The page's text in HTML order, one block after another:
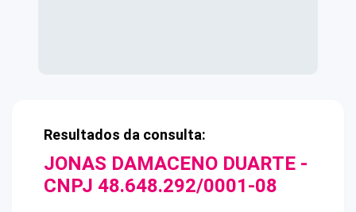
Resultados da consulta:
JONAS DAMACENO DUARTE -
CNPJ 48.648.292/0001-08